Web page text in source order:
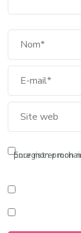
Enregistrer mon nom, mon e-mail et mon site